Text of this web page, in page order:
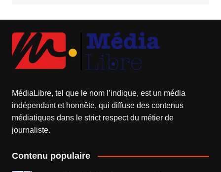
MédiaLibre, tel que le nom l’indique, est un média
indépendant et honnête, qui diffuse des contenus
médiatiques dans le strict respect du métier de
journaliste.
Contenu populaire